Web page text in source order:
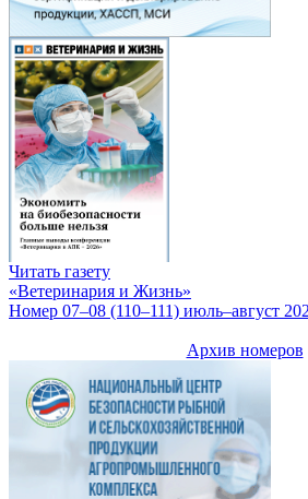
Читать газету
«Ветеринария и Жизнь»
Номер 07–08 (110–111) июль–август
Архив номеров